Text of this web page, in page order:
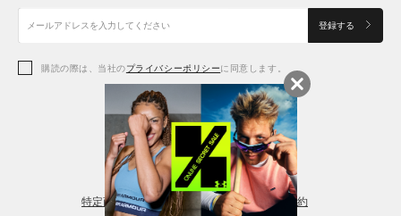
アクセサリー
アクセサリー
シューズ
アクセサリー
レギンス＆タイツ
シューズ
登録する
購読の際は、当社のプライバシーポリシーに同意します。
特定商取引法に基づく通販の表記 会員規約